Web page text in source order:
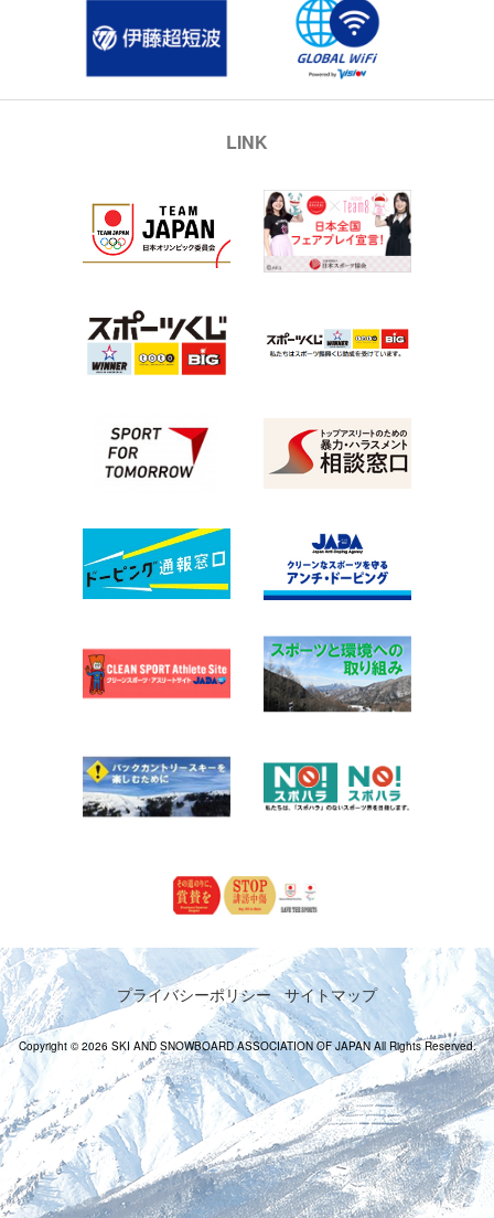
LINK
プライバシーポリシー サイトマップ
Copyright © 2026 SKI AND SNOWBOARD ASSOCIATION OF JAPAN All Rights Reserved.